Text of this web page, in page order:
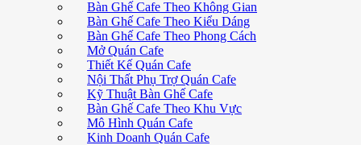
Bàn Ghế Cafe Theo Không Gian
Bàn Ghế Cafe Theo Kiểu Dáng
Bàn Ghế Cafe Theo Phong Cách
Mở Quán Cafe
Thiết Kế Quán Cafe
Nội Thất Phụ Trợ Quán Cafe
Kỹ Thuật Bàn Ghế Cafe
Bàn Ghế Cafe Theo Khu Vực
Mô Hình Quán Cafe
Kinh Doanh Quán Cafe